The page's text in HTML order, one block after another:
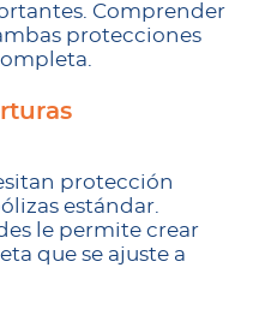
Comprender
protecciones
protección
estándar.
le permite crear
que se ajuste a